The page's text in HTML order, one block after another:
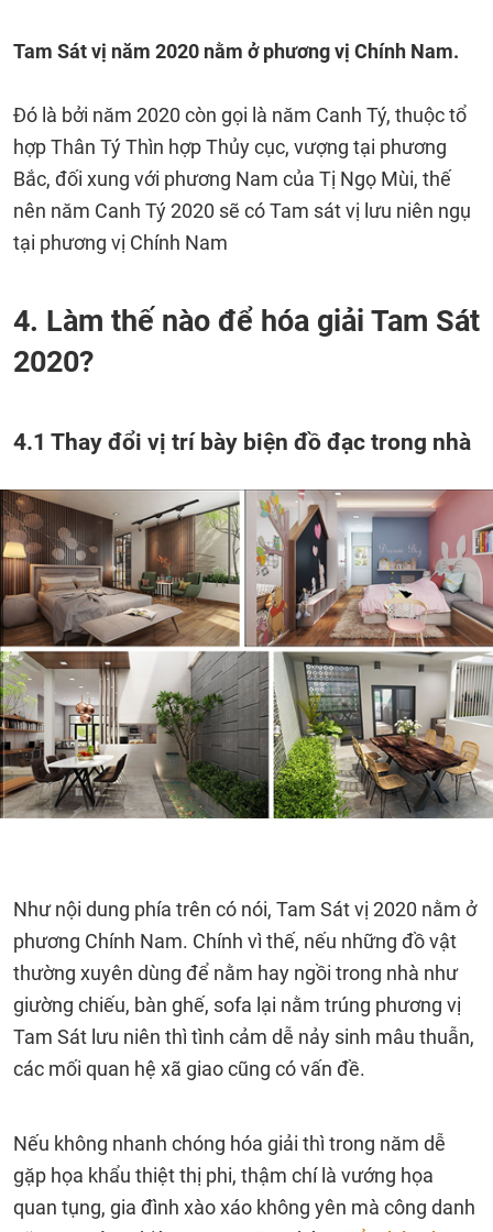
Tam Sát vị năm 2020 nằm ở phương vị Chính Nam.
Đó là bởi năm 2020 còn gọi là năm Canh Tý, thuộc tổ
hợp Thân Tý Thìn hợp Thủy cục, vượng tại phương
Bắc, đối xung với phương Nam của Tị Ngọ Mùi, thế
nên năm Canh Tý 2020 sẽ có Tam sát vị lưu niên ngụ
tại phương vị Chính Nam
4. Làm thế nào để hóa giải Tam Sát
2020?
4.1 Thay đổi vị trí bày biện đồ đạc trong nhà
Như nội dung phía trên có nói, Tam Sát vị 2020 nằm ở
phương Chính Nam. Chính vì thế, nếu những đồ vật
thường xuyên dùng để nằm hay ngồi trong nhà như
giường chiếu, bàn ghế, sofa lại nằm trúng phương vị
Tam Sát lưu niên thì tình cảm dễ nảy sinh mâu thuẫn,
các mối quan hệ xã giao cũng có vấn đề.
Nếu không nhanh chóng hóa giải thì trong năm dễ
gặp họa khẩu thiệt thị phi, thậm chí là vướng họa
quan tụng, gia đình xào xáo không yên mà công danh